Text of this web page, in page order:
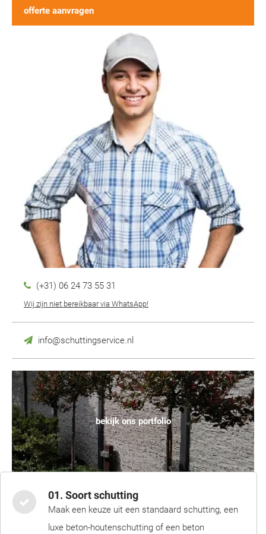
offerte aanvragen
(+31) 06 24 73 55 31
Wij zijn niet bereikbaar via WhatsApp!
info@schuttingservice.nl
bekijk ons portfolio
01. Soort schutting
Maak een keuze uit een standaard schutting, een
luxe beton-houtenschutting of een beton